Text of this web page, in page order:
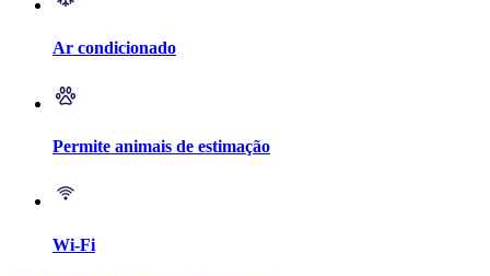
Ar condicionado
Permite animais de estimação
Wi-Fi